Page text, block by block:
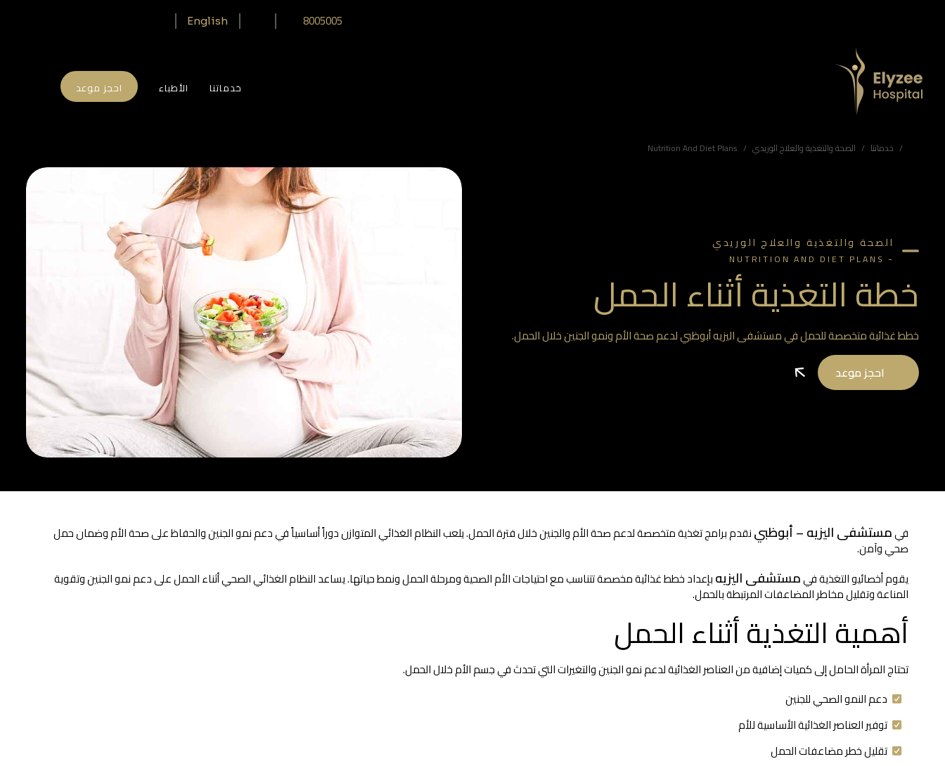
8005005‎
English
خدماتنا الأطباء احجز موعد
خدماتنا الصحة والتغذية والعلاج الوريدي Nutrition And Diet Plans
الصحة والتغذية والعلاج الوريدي
-
NUTRITION AND DIET PLANS
خطة التغذية أثناء الحمل
خطط غذائية متخصصة للحمل في مستشفى اليزيه أبوظبي لدعم صحة الأم ونمو الجنين خلال الحمل.
احجز موعد
فيمستشفى اليزيه – أبوظبينقدم برامج تغذية متخصصة لدعم صحة الأم والجنين خلال فترة الحمل. يلعب النظام الغذائي المتوازن دوراً أساسياً في دعم نمو الجنين والحفاظ على صحة الأم وضمان حمل
صحي وآمن.
يقوم أخصائيو التغذية فيمستشفى اليزيهبإعداد خطط غذائية مخصصة تتناسب مع احتياجات الأم الصحية ومرحلة الحمل ونمط حياتها. يساعد النظام الغذائي الصحي أثناء الحمل على دعم نمو الجنين وتقوية
المناعة وتقليل مخاطر المضاعفات المرتبطة بالحمل.
أهمية التغذية أثناء الحمل
تحتاج المرأة الحامل إلى كميات إضافية من العناصر الغذائية لدعم نمو الجنين والتغيرات التي تحدث في جسم الأم خلال الحمل.
دعم النمو الصحي للجنين
توفير العناصر الغذائية الأساسية للأم
تقليل خطر مضاعفات الحمل